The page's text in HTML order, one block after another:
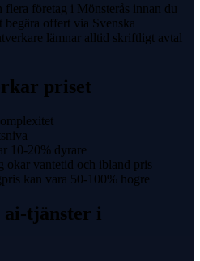
flera företag i Mönsterås innan du
begära offert via Svenska
lämnar alltid skriftligt avtal
priset
10-20% dyrare
okar vantetid och ibland pris
kan vara 50-100% hogre
ai-tjänster i